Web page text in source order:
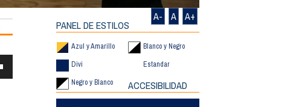
A+
A
A-
PANEL DE ESTILOS
Azul y Amarillo
Blanco y Negro
Divi
Estandar
Negro y Blanco
ACCESIBILIDAD